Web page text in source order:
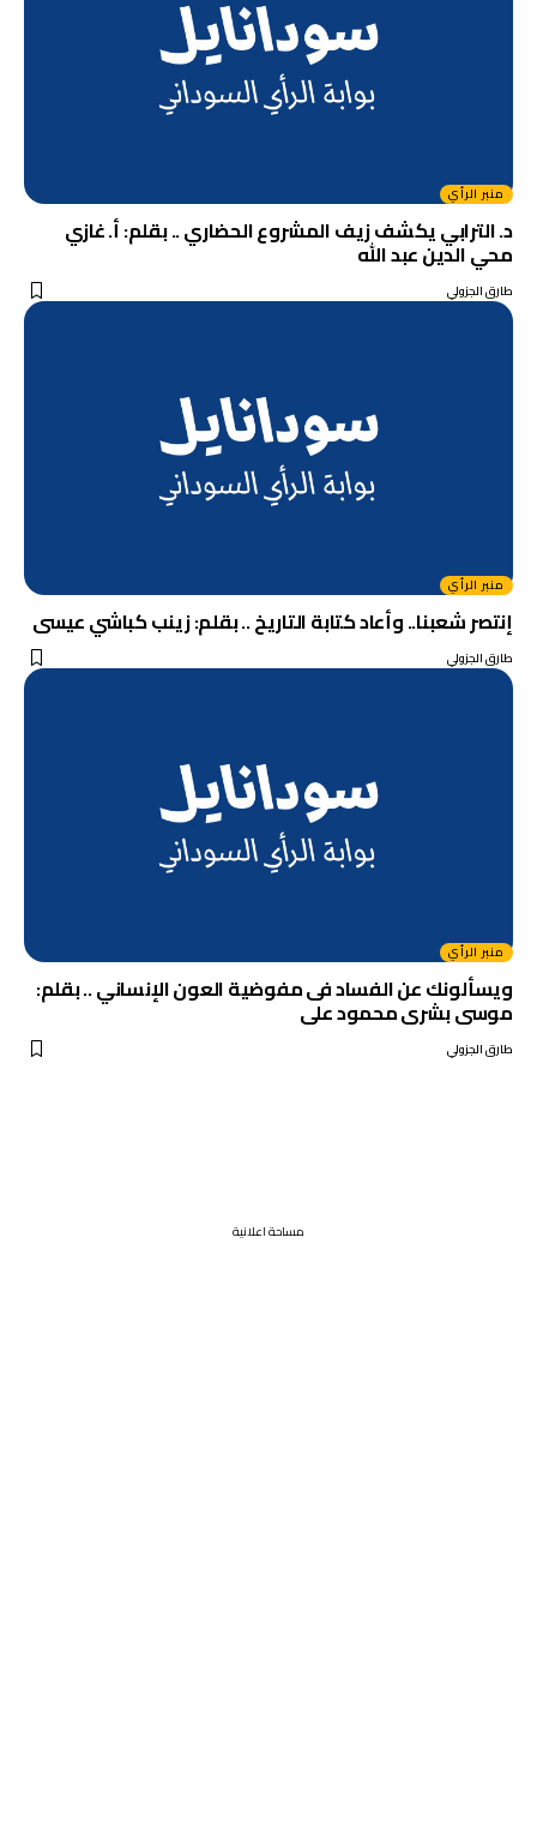
منبر الرأي
د. الترابي يكشف زيف المشروع الحضاري .. بقلم: أ‌. غازي
محي الدين عبد الله
طارق الجزولي
منبر الرأي
إنتصر شعبنا.. وأعاد كتابة التاريخ .. بقلم: زينب كباشي عيسى
طارق الجزولي
منبر الرأي
ويسألونك عن الفساد فى مفوضية العون الإنساني .. بقلم:
موسى بشرى محمود على
طارق الجزولي
مساحة اعلانية